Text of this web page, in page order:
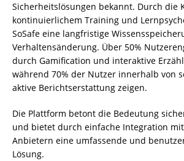
Sicherheitslösungen bekannt. Durch die
kontinuierlichem Training und
SoSafe eine langfristige
Verhaltensänderung. Über 50%
durch Gamification und interaktive
während 70% der Nutzer innerhalb von
aktive Berichtserstattung zeigen.
Die Plattform betont die Bedeutung
und bietet durch einfache Integration
Anbietern eine umfassende und
Lösung.